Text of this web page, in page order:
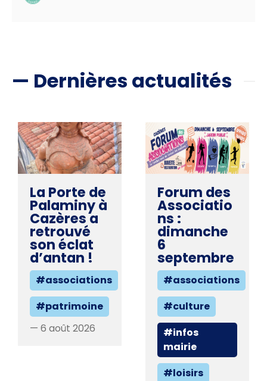
— Dernières actualités
La Porte de
Palaminy à
Cazères a
retrouvé
son éclat
d’antan !
#associations
#patrimoine
— 6 août 2026
Forum des
Associatio
ns :
dimanche
6
septembre
#associations
#culture
#infos
mairie
#loisirs